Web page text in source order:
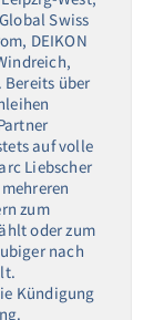
Swiss
DEIKON
Bereits über
auf volle
Liebscher
zum
oder zum
nach
Kündigung